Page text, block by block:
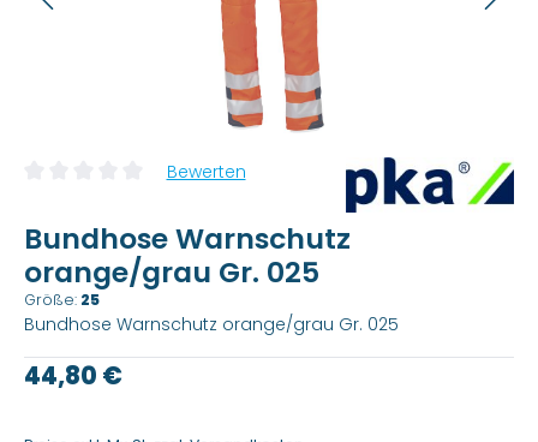
Durchschnittliche Bewertung von 0 von 5 Sternen
Bewerten
Bundhose Warnschutz
orange/grau Gr. 025
Größe: 25
Bundhose Warnschutz orange/grau Gr. 025
Regulärer Preis:
44,80 €